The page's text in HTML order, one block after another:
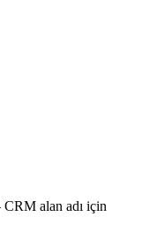
CRM alan adı için